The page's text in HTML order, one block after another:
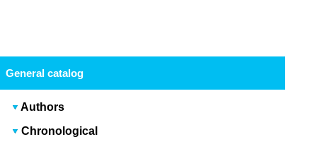
General catalog
Authors
Chronological